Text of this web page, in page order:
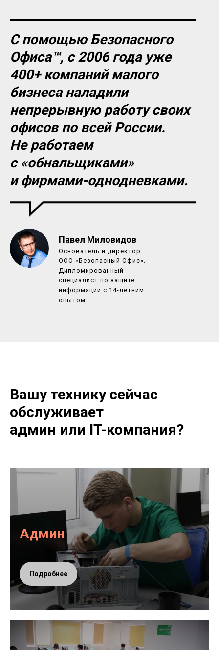
С помощью Безопасного
Офиса™, с 2006 года уже
400+ компаний малого
бизнеса наладили
непрерывную работу своих
офисов по всей России.
Не работаем
с «обнальщиками»
и фирмами-однодневками.
Павел Миловидов
Основатель и директор
ООО «Безопасный Офис».
Дипломированный
специалист по защите
информации с 14-летним
опытом.
Вашу технику сейчас
обслуживает
админ или IT-компания?
Админ
Подробнее